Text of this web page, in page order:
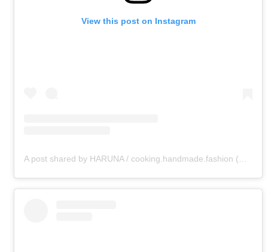
View this post on Instagram